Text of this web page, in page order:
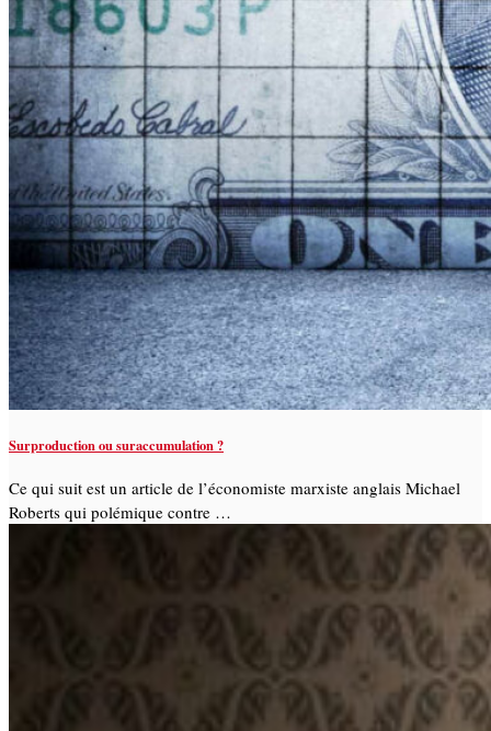
Surproduction ou suraccumulation ?
Ce qui suit est un article de l’économiste marxiste anglais Michael
Roberts qui polémique contre …